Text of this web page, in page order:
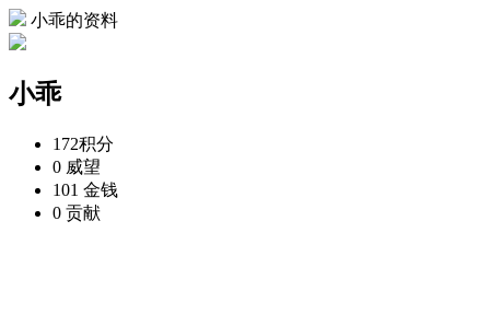
小乖的资料
小乖
172积分
0 威望
101 金钱
0 贡献